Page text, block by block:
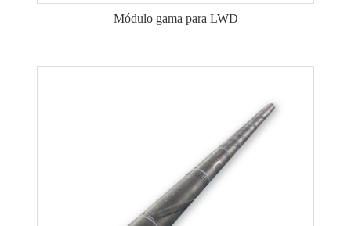
Módulo gama para LWD